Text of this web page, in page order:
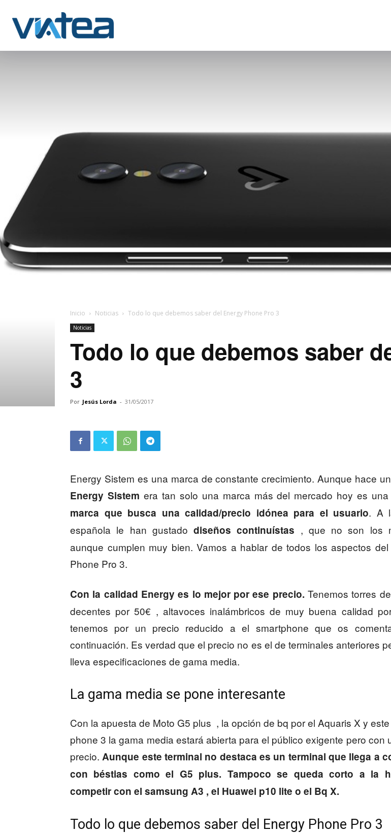
Inicio Noticias Todo lo que debemos saber del Energy Phone Pro 3
Noticias
Todo lo que debemos saber
3
Por Jesús Lorda - 31/05/2017
Energy Sistem es una marca de constante crecimiento. Aunque hace
Energy Sistem era tan solo una marca más del mercado hoy es una
marca que busca una calidad/precio idónea para el usuario. A
española le han gustadodiseños continuístas , que no son los
aunque cumplen muy bien. Vamos a hablar de todos los aspectos del
Phone Pro 3.
Con la calidad Energy es lo mejor por ese precio. Tenemos torres
decentes por 50€ , altavoces inalámbricos de muy buena calidad
tenemos por un precio reducido a el smartphone que os
continuación. Es verdad que el precio no es el de terminales anteriores
lleva especificaciones de gama media.
La gama media se pone interesante
Con la apuesta de Moto G5 plus , la opción de bq por el Aquaris X y
phone 3 la gama media estará abierta para el público exigente pero con
precio. Aunque este terminal no destaca es un terminal que llega a
con béstias como el G5 plus. Tampoco se queda corto a la
competir con el samsung A3 , el Huawei p10 lite o el Bq X.
Todo lo que debemos saber del Energy Phone Pro 3